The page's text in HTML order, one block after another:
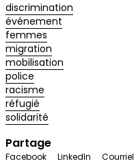
discrimination
événement
femmes
migration
mobilisation
police
racisme
réfugié
solidarité
Partage
Facebook LinkedIn Courriel